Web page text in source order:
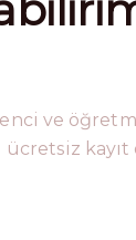
ve
ücretsiz kayıt